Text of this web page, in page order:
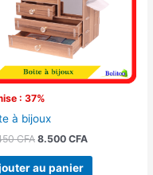
: 37%
à bijoux
CFA 8.500 CFA
au panier